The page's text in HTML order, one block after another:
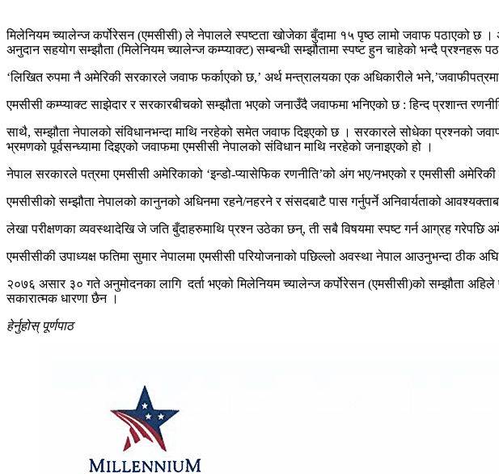
मिलेनियम च्यालेन्ज कर्पोरेसन (एमसीसी) ले नेपालले स्पष्टता खोजेका बुँदामा १५ पृष्ठ लामो जवाफ पठाएको छ
अनुदान सहयोग सम्झौता (मिलेनियम च्यालेन्ज कम्प्याक्ट) सम्बन्धी सम्झौतामा स्पष्ट हुन चाहेको भन्दै प्रश्नहरू
‘लिखित रुपमा नै अमेरिकी सरकारले जवाफ फर्काएको छ,’ अर्थ मन्त्रालयका एक अधिकारीले
एमसीसी कम्प्याक्ट साझेदार र सरकारबीचको सम्झौता भएको जनाउँदै जवाफमा भनिएको छ : हिन्द प्रशान्त
साथै, सम्झौता नेपालको संविधानभन्दा माथि नरहेको समेत जवाफ दिइएको छ । सरकारले सोधेका प्रश्नको
भ्रमणको पूर्वसन्ध्यामा दिइएको जवाफमा एमसीसी नेपालको संविधान माथि नरहेको जनाइएको हो ।
नेपाल सरकारले पत्रमा एमसीसी अमेरिकाको ‘इन्डो-प्यासेफिक रणनीति’को अंग भए/नभएको र एमसीसी अमेरिकी
एमसीसीको सम्झौता नेपालको कानुनको अधिनमा रहने/नहरने र संसदबाटै पास गर्नुपर्ने अनिवार्यताको
लेखा परीक्षणका व्यवस्थादेखि जे जति बुँदाहरुमाथि प्रश्न उठेका छन्, ती सबै विषयमा स्पष्ट गर्न आग्रह गरेपछि
एमसीसीकी उपाध्यक्ष फतिमा सुमार नेपालमा एमसीसी परियोजनाको पछिल्लो अवस्था नेपाल आउनुभन्दा ठीक
२०७६ असार ३० गते अनुमोदनका लागि दर्ता भएको मिलेनियम च्यालेन्ज कर्पोरेसन (एमसीसी)को सम्झौता
सकारात्मक धारणा छैन ।
हेर्नुहोस् पूर्णपाठ